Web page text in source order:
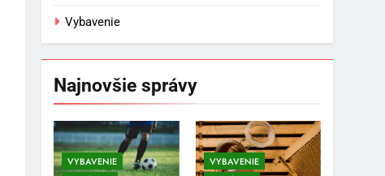
Vybavenie
Najnovšie správy
VYBAVENIE
VYBAVENIE
5
Ako vybrať basketbalovú
loptu a obuv správne
POMÔCKY VYBAVENIE